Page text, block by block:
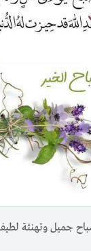
جميل وتهنئة